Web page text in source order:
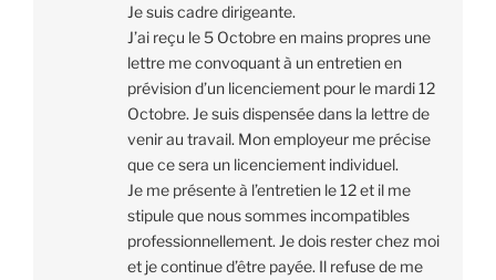
Je suis cadre dirigeante.
J’ai reçu le 5 Octobre en mains propres une
lettre me convoquant à un entretien en
prévision d’un licenciement pour le mardi 12
Octobre. Je suis dispensée dans la lettre de
venir au travail. Mon employeur me précise
que ce sera un licenciement individuel.
Je me présente à l’entretien le 12 et il me
stipule que nous sommes incompatibles
professionnellement. Je dois rester chez moi
et je continue d’être payée. Il refuse de me